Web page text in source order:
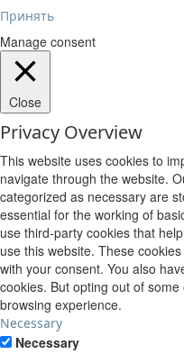
Принять
Manage consent
Close
Privacy Overview
This website uses cookies to
navigate through the website.
categorized as necessary are
essential for the working of
use third-party cookies that
use this website. These
with your consent. You also
cookies. But opting out of
browsing experience.
Necessary
Necessary